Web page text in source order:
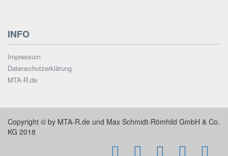
INFO
Impressum
Datenschutzerklärung
MTA-R.de
Copyright © by MTA-R.de und Max Schmidt-Römhild GmbH & Co.
KG 2018